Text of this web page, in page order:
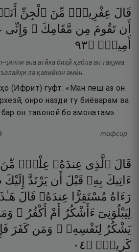
قَالَ عِفْرِيتٌۭ مِّنَ ٱلْجِنِّ
أَن تَقُومَ مِن مَّقَامِكَ ۖ وَإِنِّى
أَمِينٌۭ ۝٣٩
ана атӣка биҳӣ қабла ан тақума
ла қавийюн амӣн.
(Ифрит) гуфт: «Ман пеш аз он
онро назди ту биёварам ва
он тавоноӣ бо амонатам».
тафсир
قَالَ ٱلَّذِى عِندَهُۥ عِلْمٌۭ مِّنَ
ءَاتِيكَ بِهِۦ قَبْلَ أَن يَرْتَدَّ إِلَيْكَ
رَءَاهُ مُسْتَقِرًّا عِندَهُۥ قَالَ هَـٰذَا
لِيَبْلُوَنِىٓ ءَأَشْكُرُ أَمْ أَكْفُرُ ۖ
يَشْكُرُ لِنَفْسِهِۦ ۖ وَمَن كَفَرَ
كَرِيمٌۭ ۝٤٠